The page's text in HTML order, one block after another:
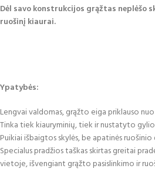
Dėl savo konstrukcijos grąžtas neplėšo
ruošinį kiaurai.
Ypatybės:
Lengvai valdomas, grąžto eiga priklauso
Tinka tiek kiauryminių, tiek ir nustatyto
Puikiai išbaigtos skylės, be apatinės
Specialus pradžios taškas skirtas greitai
vietoje, išvengiant grąžto pasislinkimo ir